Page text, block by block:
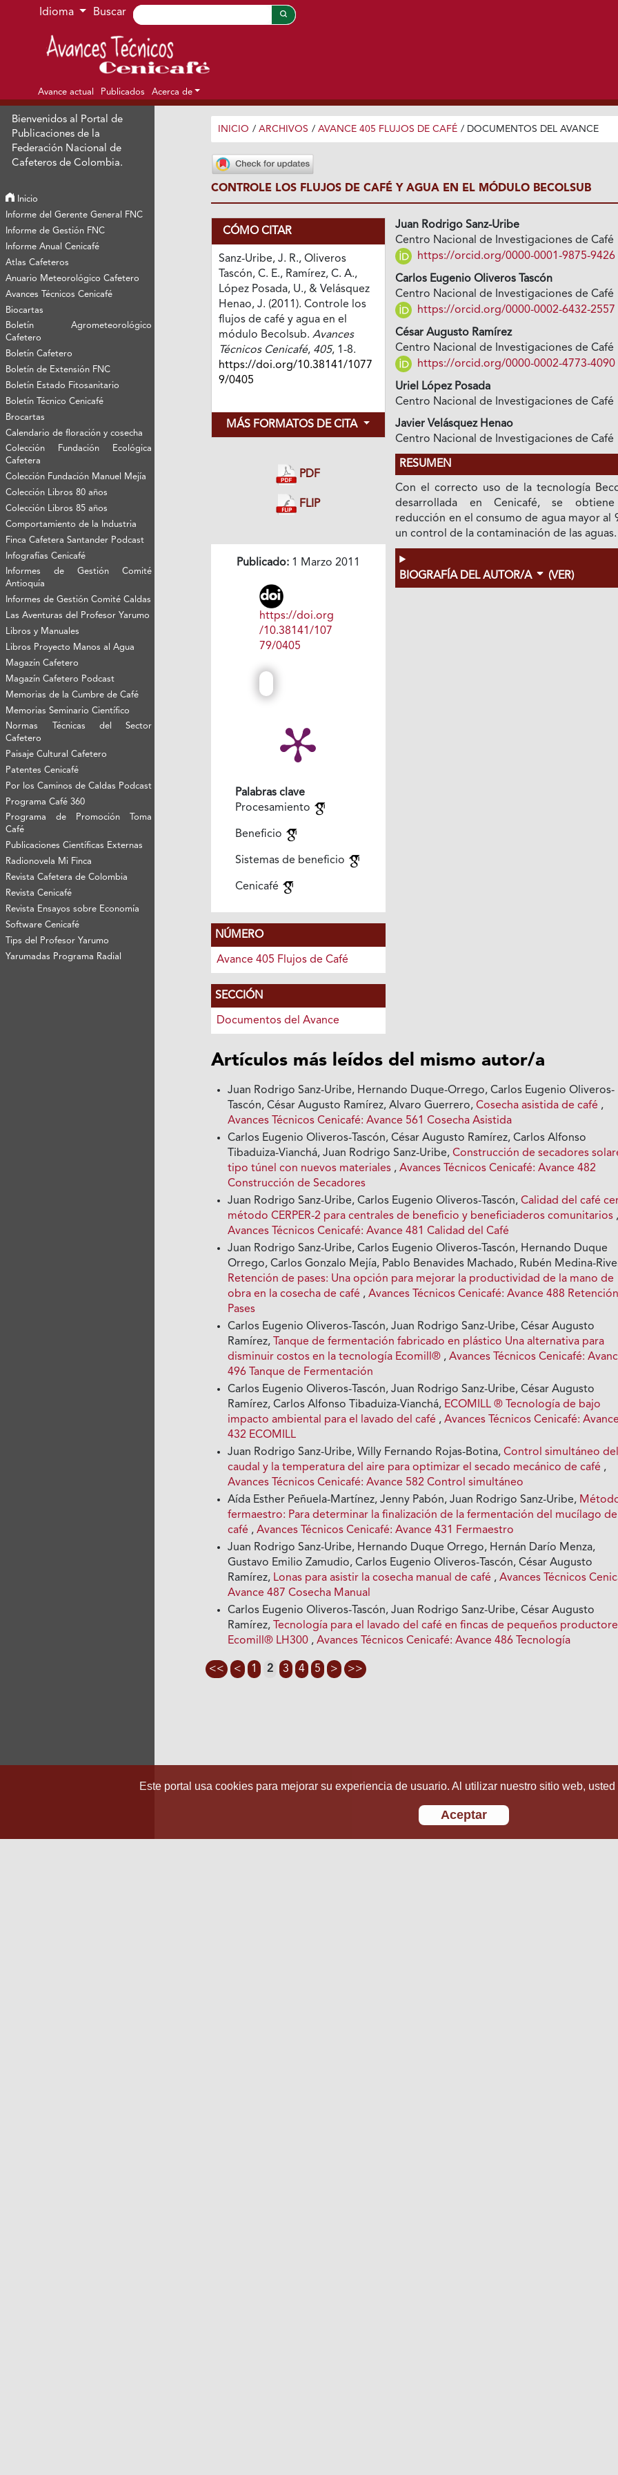
Ir al menú de navegación principal
Ir al contenido principal
Ir al pie de página del sitio
Idioma Buscar
Avance actual Publicados Acerca de
Bienvenidos al Portal de
Publicaciones de la
Federación Nacional de
Cafeteros de Colombia.
Inicio
Informe del Gerente General FNC
Informe de Gestión FNC
Informe Anual Cenicafé
Atlas Cafeteros
Anuario Meteorológico Cafetero
Avances Técnicos Cenicafé
Biocartas
Boletín Agrometeorológico
Cafetero
Boletín Cafetero
Boletín de Extensión FNC
Boletín Estado Fitosanitario
Boletín Técnico Cenicafé
Brocartas
Calendario de floración y cosecha
Colección Fundación Ecológica
Cafetera
Colección Fundación Manuel Mejía
Colección Libros 80 años
Colección Libros 85 años
Comportamiento de la Industria
Finca Cafetera Santander Podcast
Infografías Cenicafé
Informes de Gestión Comité
Antioquía
Informes de Gestión Comité Caldas
Las Aventuras del Profesor Yarumo
Libros y Manuales
Libros Proyecto Manos al Agua
Magazín Cafetero
Magazín Cafetero Podcast
Memorias de la Cumbre de Café
Memorias Seminario Científico
Normas Técnicas del Sector
Cafetero
Paisaje Cultural Cafetero
Patentes Cenicafé
Por los Caminos de Caldas Podcast
Programa Café 360
Programa de Promoción Toma
Café
Publicaciones Científicas Externas
Radionovela Mi Finca
Revista Cafetera de Colombia
Revista Cenicafé
Revista Ensayos sobre Economía
Software Cenicafé
Tips del Profesor Yarumo
Yarumadas Programa Radial
INICIO / ARCHIVOS / AVANCE 405 FLUJOS DE CAFÉ / DOCUMENTOS DEL AVANCE
CONTROLE LOS FLUJOS DE CAFÉ Y AGUA EN EL MÓDULO BECOLSUB
CÓMO CITAR
Sanz-Uribe, J. R., Oliveros
Tascón, C. E., Ramírez, C. A.,
López Posada, U., & Velásquez
Henao, J. (2011). Controle los
flujos de café y agua en el
módulo Becolsub. Avances
Técnicos Cenicafé, 405, 1-8.
https://doi.org/10.38141/1077
9/0405
MÁS FORMATOS DE CITA
PDF
FLIP
Publicado:1 Marzo 2011
https://doi.org
/10.38141/107
79/0405
Palabras clave
Procesamiento
Beneficio
Sistemas de beneficio
Cenicafé
NÚMERO
Avance 405 Flujos de Café
SECCIÓN
Documentos del Avance
Juan Rodrigo Sanz-Uribe
Centro Nacional de Investigaciones de Café
https://orcid.org/0000-0001-9875-9426
Carlos Eugenio Oliveros Tascón
Centro Nacional de Investigaciones de Café
https://orcid.org/0000-0002-6432-2557
César Augusto Ramírez
Centro Nacional de Investigaciones de Café
https://orcid.org/0000-0002-4773-4090
Uriel López Posada
Centro Nacional de Investigaciones de Café
Javier Velásquez Henao
Centro Nacional de Investigaciones de Café
RESUMEN
Con el correcto uso de la tecnología
desarrollada en Cenicafé, se
reducción en el consumo de agua mayor al
un control de la contaminación de las aguas.
BIOGRAFÍA DEL AUTOR/A (VER)
Artículos más leídos del mismo autor/a
Juan Rodrigo Sanz-Uribe, Hernando Duque-Orrego, Carlos Eugenio Oliveros-
Tascón, César Augusto Ramírez, Alvaro Guerrero,Cosecha asistida de café ,
Avances Técnicos Cenicafé: Avance 561 Cosecha Asistida
Carlos Eugenio Oliveros-Tascón, César Augusto Ramírez, Carlos Alfonso
Tibaduiza-Vianchá, Juan Rodrigo Sanz-Uribe,Construcción de secadores
tipo túnel con nuevos materiales ,Avances Técnicos Cenicafé: Avance 482
Construcción de Secadores
Juan Rodrigo Sanz-Uribe, Carlos Eugenio Oliveros-Tascón,Calidad del café
método CERPER-2 para centrales de beneficio y beneficiaderos comunitarios ,
Avances Técnicos Cenicafé: Avance 481 Calidad del Café
Juan Rodrigo Sanz-Uribe, Carlos Eugenio Oliveros-Tascón, Hernando Duque
Orrego, Carlos Gonzalo Mejía, Pablo Benavides Machado, Rubén Medina-
Retención de pases: Una opción para mejorar la productividad de la mano de
obra en la cosecha de café ,Avances Técnicos Cenicafé: Avance 488
Pases
Carlos Eugenio Oliveros-Tascón, Juan Rodrigo Sanz-Uribe, César Augusto
Ramírez, Tanque de fermentación fabricado en plástico Una alternativa para
disminuir costos en la tecnología Ecomill® ,Avances Técnicos Cenicafé:
496 Tanque de Fermentación
Carlos Eugenio Oliveros-Tascón, Juan Rodrigo Sanz-Uribe, César Augusto
Ramírez, Carlos Alfonso Tibaduiza-Vianchá, ECOMILL ® Tecnología de bajo
impacto ambiental para el lavado del café ,Avances Técnicos Cenicafé: Avance
432 ECOMILL
Juan Rodrigo Sanz-Uribe, Willy Fernando Rojas-Botina,Control simultáneo del
caudal y la temperatura del aire para optimizar el secado mecánico de café ,
Avances Técnicos Cenicafé: Avance 582 Control simultáneo
Aída Esther Peñuela-Martínez, Jenny Pabón, Juan Rodrigo Sanz-Uribe,
fermaestro: Para determinar la finalización de la fermentación del mucílago de
café ,Avances Técnicos Cenicafé: Avance 431 Fermaestro
Juan Rodrigo Sanz-Uribe, Hernando Duque Orrego, Hernán Darío Menza,
Gustavo Emilio Zamudio, Carlos Eugenio Oliveros-Tascón, César Augusto
Ramírez, Lonas para asistir la cosecha manual de café ,Avances Técnicos
Avance 487 Cosecha Manual
Carlos Eugenio Oliveros-Tascón, Juan Rodrigo Sanz-Uribe, César Augusto
Ramírez, Tecnología para el lavado del café en fincas de pequeños
Ecomill® LH300 ,Avances Técnicos Cenicafé: Avance 486 Tecnología
<< < 1 2 3 4 5 > >>
Este portal usa cookies para mejorar su experiencia de usuario. Al utilizar nuestro sitio web,
Aceptar